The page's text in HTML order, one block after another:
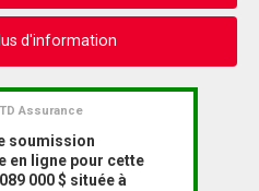
d'information
Assurance
soumission
en ligne pour cette
000 $ située à